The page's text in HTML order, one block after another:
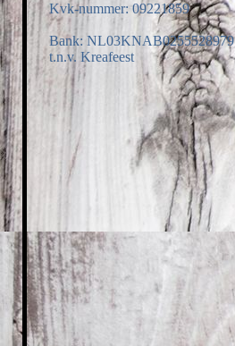
Kvk-nummer: 09221859
Bank: NL03KNAB0255528979
t.n.v. Kreafeest